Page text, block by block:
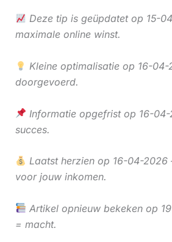
Deze tip is geüpdatet op 15-
maximale online winst.
Kleine optimalisatie op 16-04-
doorgevoerd.
Informatie opgefrist op 16-
succes.
Laatst herzien op 16-04-2026
voor jouw inkomen.
Artikel opnieuw bekeken op
= macht.